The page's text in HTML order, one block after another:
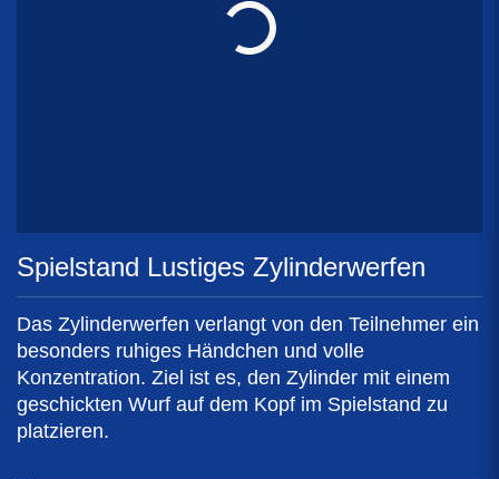
Spielstand Lustiges Zylinderwerfen
Das Zylinderwerfen verlangt von den Teilnehmer ein
besonders ruhiges Händchen und volle
Konzentration. Ziel ist es, den Zylinder mit einem
geschickten Wurf auf dem Kopf im Spielstand zu
platzieren.